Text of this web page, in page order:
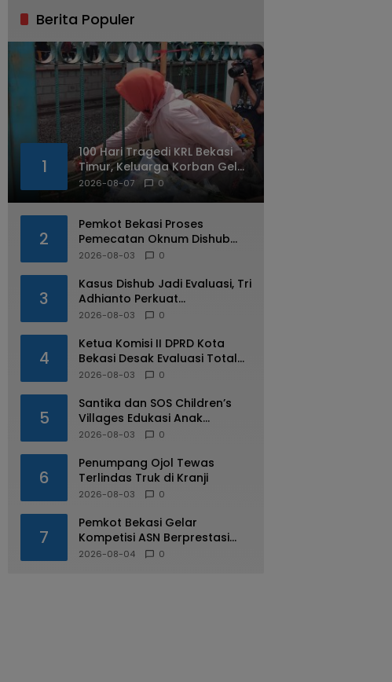
Berita Populer
1
100 Hari Tragedi KRL Bekasi
Timur, Keluarga Korban Gelar
Doa Bersama dan Tabur
2026-08-07 0
2
Pemkot Bekasi Proses
Pemecatan Oknum Dishub
Yang Diduga Lakukan Pungli
2026-08-03 0
3
Kasus Dishub Jadi Evaluasi, Tri
Adhianto Perkuat
Pengawasan Aparatur
2026-08-03 0
4
Ketua Komisi II DPRD Kota
Bekasi Desak Evaluasi Total
Usai Dugaan Pungli Oknum
2026-08-03 0
5
Santika dan SOS Children’s
Villages Edukasi Anak
Mengenal Industri Perhotelan
2026-08-03 0
6
Penumpang Ojol Tewas
Terlindas Truk di Kranji
2026-08-03 0
7
Pemkot Bekasi Gelar
Kompetisi ASN Berprestasi
pada HUT RI ke-81
2026-08-04 0